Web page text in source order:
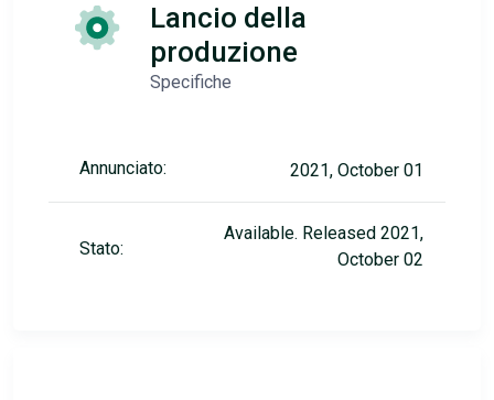
Lancio della
produzione
Specifiche
Annunciato: 2021, October 01
Stato:
Available. Released 2021,
October 02